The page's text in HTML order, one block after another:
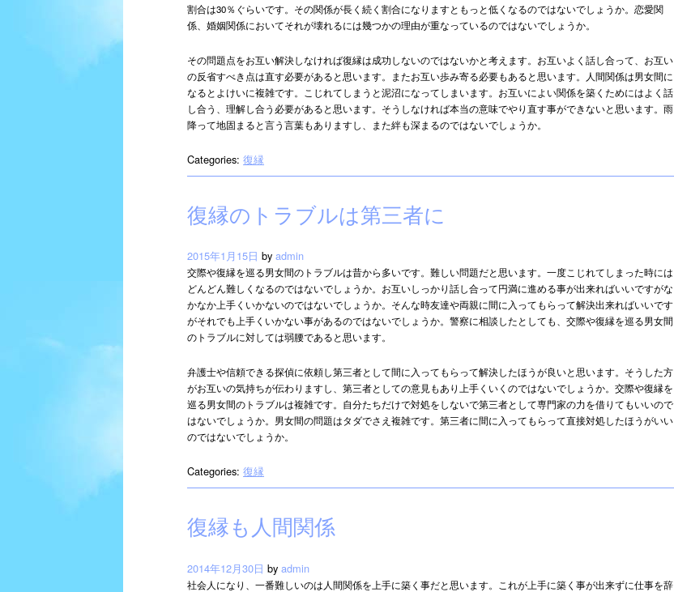
割合は30％ぐらいです。その関係が長く続く割合になりますともっと低くなるのではないでしょうか。恋愛関
係、婚姻関係においてそれが壊れるには幾つかの理由が重なっているのではないでしょうか。
その問題点をお互い解決しなければ復縁は成功しないのではないかと考えます。お互いよく話し合って、お互い
の反省すべき点は直す必要があると思います。またお互い歩み寄る必要もあると思います。人間関係は男女間に
なるとよけいに複雑です。こじれてしまうと泥沼になってしまいます。お互いによい関係を築くためにはよく話
し合う、理解し合う必要があると思います。そうしなければ本当の意味でやり直す事ができないと思います。雨
降って地固まると言う言葉もありますし、また絆も深まるのではないでしょうか。
Categories:復縁
復縁のトラブルは第三者に
2015年1月15日 byadmin
交際や復縁を巡る男女間のトラブルは昔から多いです。難しい問題だと思います。一度こじれてしまった時には
どんどん難しくなるのではないでしょうか。お互いしっかり話し合って円満に進める事が出来ればいいですがな
かなか上手くいかないのではないでしょうか。そんな時友達や両親に間に入ってもらって解決出来ればいいです
がそれでも上手くいかない事があるのではないでしょうか。警察に相談したとしても、交際や復縁を巡る男女間
のトラブルに対しては弱腰であると思います。
弁護士や信頼できる探偵に依頼し第三者として間に入ってもらって解決したほうが良いと思います。そうした方
がお互いの気持ちが伝わりますし、第三者としての意見もあり上手くいくのではないでしょうか。交際や復縁を
巡る男女間のトラブルは複雑です。自分たちだけで対処をしないで第三者として専門家の力を借りてもいいので
はないでしょうか。男女間の問題はタダでさえ複雑です。第三者に間に入ってもらって直接対処したほうがいい
のではないでしょうか。
Categories:復縁
復縁も人間関係
2014年12月30日 byadmin
社会人になり、一番難しいのは人間関係を上手に築く事だと思います。これが上手に築く事が出来ずに仕事を辞